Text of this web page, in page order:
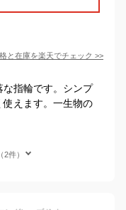
と在庫を楽天でチェック >>
指輪です。シンプ
使えます。一生物の
件）